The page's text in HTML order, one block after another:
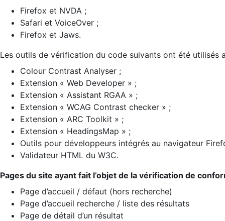
Firefox et NVDA ;
Safari et VoiceOver ;
Firefox et Jaws.
Les outils de vérification du code suivants ont été utilisés
Colour Contrast Analyser ;
Extension « Web Developer » ;
Extension « Assistant RGAA » ;
Extension « WCAG Contrast checker » ;
Extension « ARC Toolkit » ;
Extension « HeadingsMap » ;
Outils pour développeurs intégrés au navigateur
Validateur HTML du W3C.
Pages du site ayant fait l’objet de la vérification de
Page d’accueil / défaut (hors recherche)
Page d’accueil recherche / liste des résultats
Page de détail d’un résultat